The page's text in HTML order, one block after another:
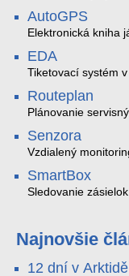
AutoGPS
Elektronická kniha
EDA
Tiketovací systém
Routeplan
Plánovanie
Senzora
Vzdialený
SmartBox
Sledovanie
Najnovšie
12 dní v